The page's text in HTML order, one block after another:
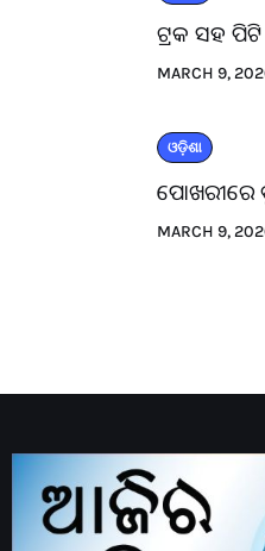
ଟ୍ରକ ସହ
MARCH 9,
ଓଡ଼ିଶା
ପୋଖରୀରେ
MARCH 9,